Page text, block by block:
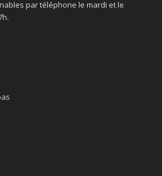
par téléphone le mardi et le